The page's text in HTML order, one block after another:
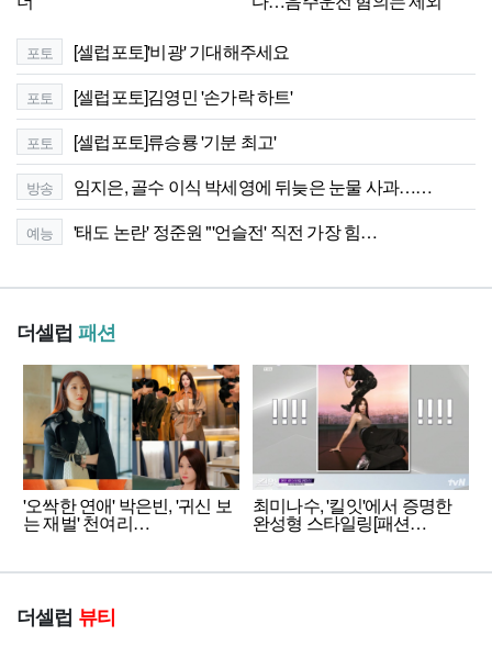
포토 [셀럽포토]'비광' 기대해주세요
포토 [셀럽포토]김영민 '손가락 하트'
포토 [셀럽포토]류승룡 '기분 최고'
방송 임지은, 골수 이식 박세영에 뒤늦은 눈물 사과……
예능 '태도 논란' 정준원 "'언슬전' 직전 가장 힘…
더셀럽 패션
'오싹한 연애' 박은빈, '귀신 보
는 재벌' 천여리…
최미나수, '킬잇'에서 증명한
완성형 스타일링[패션…
더셀럽 뷰티